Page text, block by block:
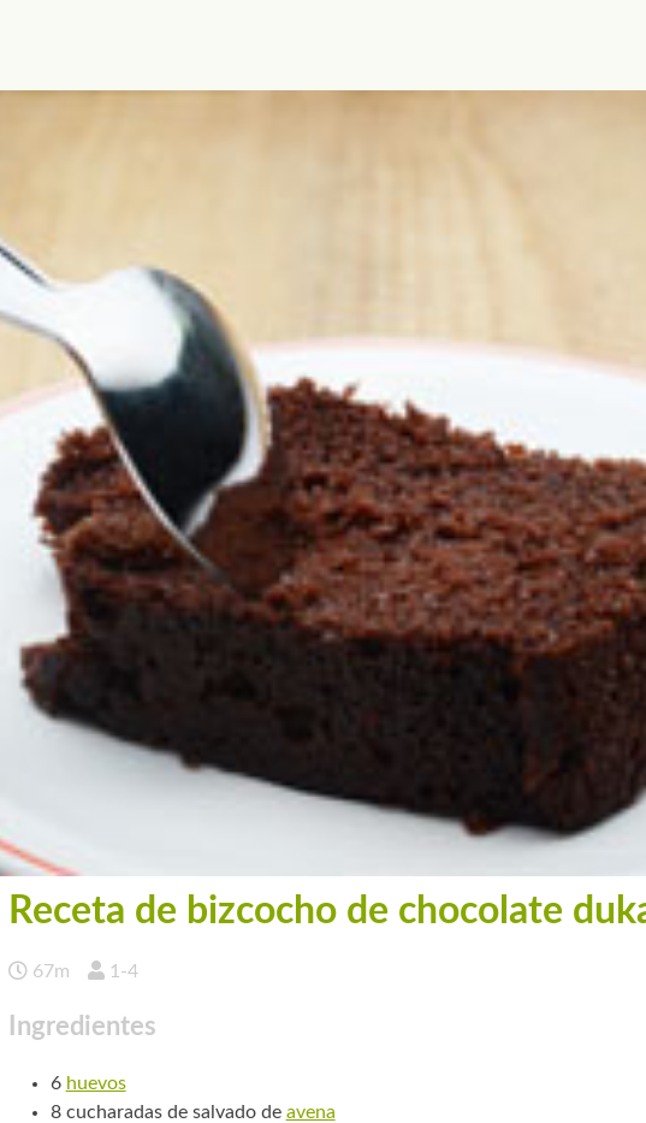
Receta de bizcocho de chocolate
67m 1-4
Ingredientes
6 huevos
8 cucharadas de salvado de avena